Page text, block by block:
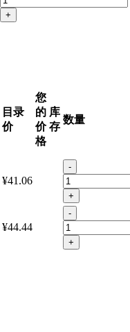
+
目录
价
您
的
价
格
库
存
数量
¥41.06
-
+
¥44.44
-
+